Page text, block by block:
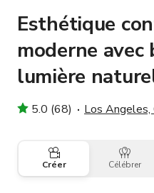
Esthétique
moderne avec
lumière
5.0 (68) Los Angeles,
Créer Célébrer